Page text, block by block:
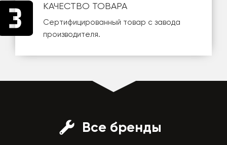
КАЧЕСТВО ТОВАРА
Сертифицированный товар с завода
производителя.
Все бренды